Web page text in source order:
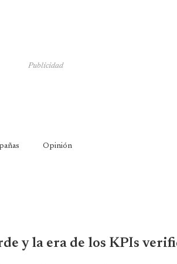
Publicidad
Opinión
y la era de los KPIs